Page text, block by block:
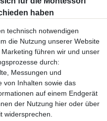
Materialien und
gelesen habe. Sie
technisch notwendigen
die Nutzung unserer Website
führen wir und unser
durch:
Messungen und
von Inhalten sowie das
auf einem Endgerät
der Nutzung hier oder über
widersprechen.